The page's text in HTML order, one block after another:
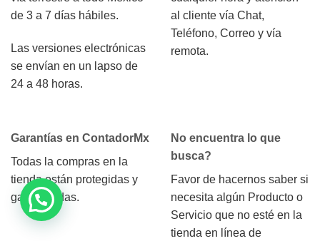
de 3 a 7 días hábiles.
Las versiones electrónicas
se envían en un lapso de
24 a 48 horas.
al cliente vía Chat,
Teléfono, Correo y vía
remota.
Garantías en ContadorMx
Todas la compras en la
tienda están protegidas y
garantizadas.
No encuentra lo que
busca?
Favor de hacernos saber si
necesita algún Producto o
Servicio que no esté en la
tienda en línea de